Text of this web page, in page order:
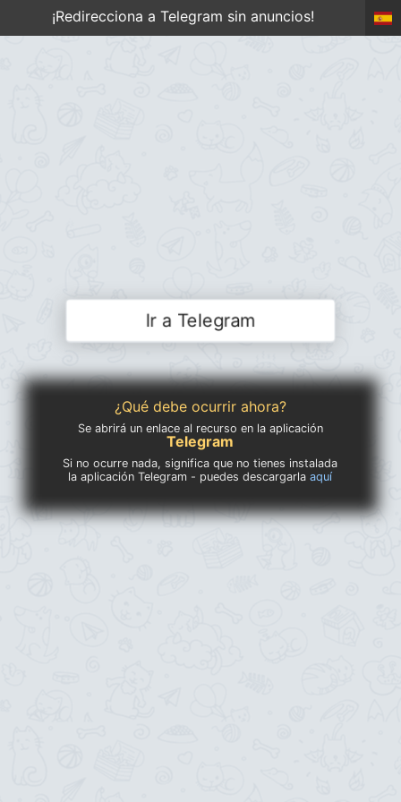
¡Redirecciona a Telegram sin anuncios!
Ir a Telegram
¿Qué debe ocurrir ahora?
Se abrirá un enlace al recurso en la aplicación
Telegram
Si no ocurre nada, significa que no tienes instalada
la aplicación Telegram - puedes descargarlaaquí